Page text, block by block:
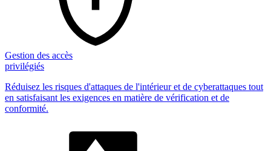
Gestion des accès
privilégiés
Réduisez les risques d'attaques de l'intérieur et de cyberattaques tout
en satisfaisant les exigences en matière de vérification et de
conformité.